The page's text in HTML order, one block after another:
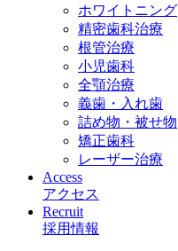
ホワイトニング
精密歯科治療
根管治療
小児歯科
全顎治療
義歯・入れ歯
詰め物・被せ物
矯正歯科
レーザー治療
Access
アクセス
Recruit
採用情報